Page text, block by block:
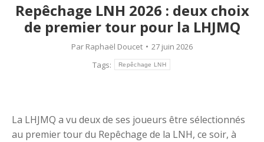
Repêchage LNH 2026 : deux choix
de premier tour pour la LHJMQ
Par Raphaël Doucet
27 juin 2026
Tags:
Repêchage LNH
La LHJMQ a vu deux de ses joueurs être sélectionnés
au premier tour du Repêchage de la LNH, ce soir, à